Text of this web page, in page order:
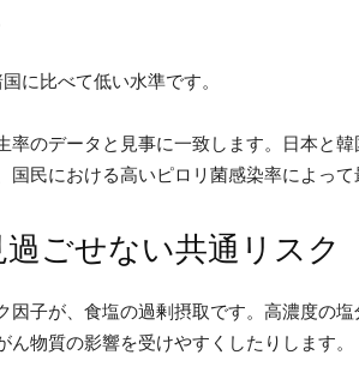
に比べて低い水準です。
率のデータと見事に一致します。日本と
国民における高いピロリ菌感染率によって
ごせない共通リスク
因子が、食塩の過剰摂取です。高濃度の
ん物質の影響を受けやすくしたりします。